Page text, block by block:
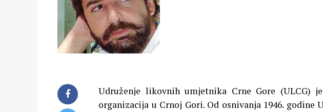
Udruženje likovnih umjetnika Crne Gore (ULCG)
organizacija u Crnoj Gori. Od osnivanja 1946. godine